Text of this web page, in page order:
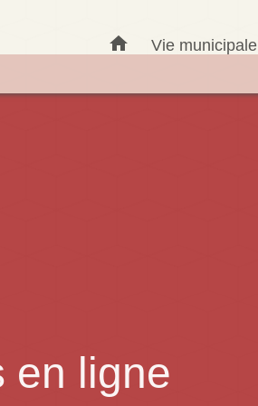
home Vie municipale
en ligne